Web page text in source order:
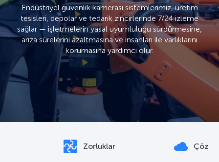
Endüstriyel güvenlik kamerası sistemlerimiz, üretim
tesisleri, depolar ve tedarik zincirlerinde 7/24 izleme
sağlar — işletmelerin yasal uyumluluğu sürdürmesine,
arıza sürelerini azaltmasına ve insanları ile varlıklarını
korumasına yardımcı olur.
Zorluklar